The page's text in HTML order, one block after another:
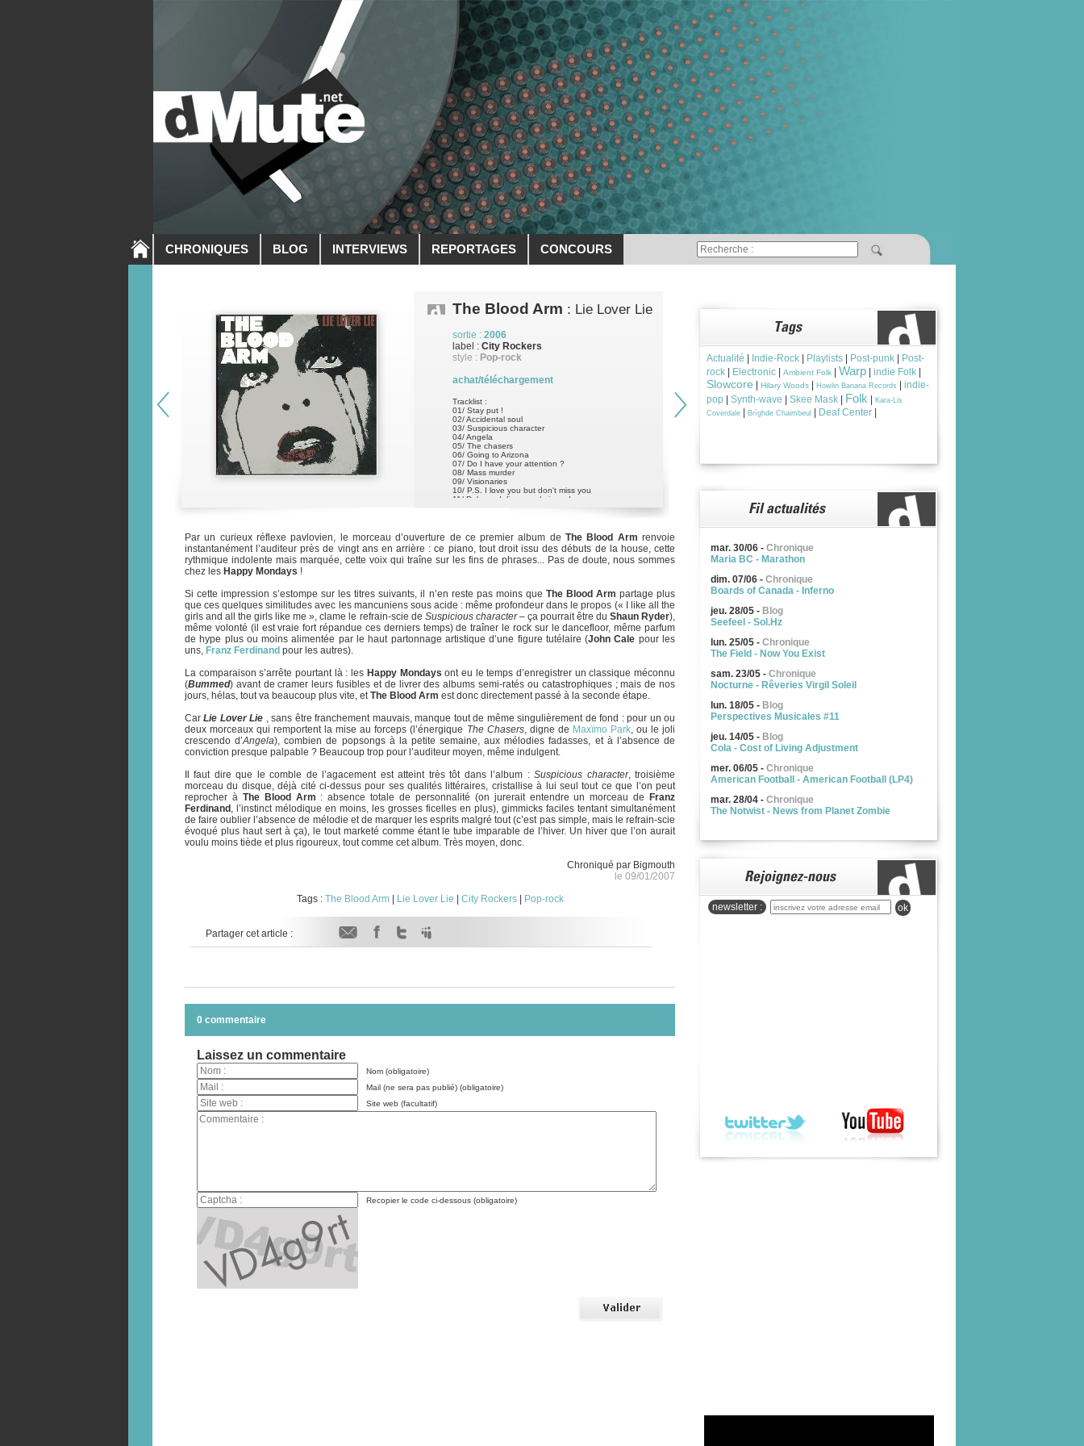
CHRONIQUES BLOG INTERVIEWS REPORTAGES CONCOURS
The Blood Arm : Lie Lover Lie
sortie : 2006
label : City Rockers
style : Pop-rock
achat/téléchargement
Tracklist :
01/ Stay put !
02/ Accidental soul
03/ Suspicious character
04/ Angela
05/ The chasers
06/ Going to Arizona
07/ Do I have your attention ?
08/ Mass murder
09/ Visionaries
10/ P.S. I love you but don't miss you
11/ Dolores delivers a glorious de
Par un curieux réflexe pavlovien, le morceau d’ouverture de ce premier album deThe Blood Arm renvoie
instantanément l’auditeur près de vingt ans en arrière : ce piano, tout droit issu des débuts de la house, cette
rythmique indolente mais marquée, cette voix qui traîne sur les fins de phrases... Pas de doute, nous sommes
chez les Happy Mondays !
Si cette impression s’estompe sur les titres suivants, il n’en reste pas moins que The Blood Arm partage plus
que ces quelques similitudes avec les mancuniens sous acide : même profondeur dans le propos (« I like all the
girls and all the girls like me », clame le refrain-scie de Suspicious character– ça pourrait être du Shaun Ryder),
même volonté (il est vraie fort répandue ces derniers temps) de traîner le rock sur le dancefloor, même parfum
de hype plus ou moins alimentée par le haut partonnage artistique d’une figure tutélaire (John Cale pour les
uns, Franz Ferdinand pour les autres).
La comparaison s’arrête pourtant là : les Happy Mondays ont eu le temps d’enregistrer un classique méconnu
(Bummed) avant de cramer leurs fusibles et de livrer des albums semi-ratés ou catastrophiques ; mais de nos
jours, hélas, tout va beaucoup plus vite, etThe Blood Arm est donc directement passé à la seconde étape.
CarLie Lover Lie , sans être franchement mauvais, manque tout de même singulièrement de fond : pour un ou
deux morceaux qui remportent la mise au forceps (l’énergique The Chasers, digne de Maxïmo Park, ou le joli
crescendo d’Angela), combien de popsongs à la petite semaine, aux mélodies fadasses, et à l’absence de
conviction presque palpable ? Beaucoup trop pour l’auditeur moyen, même indulgent.
Il faut dire que le comble de l’agacement est atteint très tôt dans l’album :Suspicious character, troisième
morceau du disque, déjà cité ci-dessus pour ses qualités littéraires, cristallise à lui seul tout ce que l’on peut
reprocher à The Blood Arm : absence totale de personnalité (on jurerait entendre un morceau de
Franz
Ferdinand , l’instinct mélodique en moins, les grosses ficelles en plus), gimmicks faciles tentant simultanément
de faire oublier l’absence de mélodie et de marquer les esprits malgré tout (c’est pas simple, mais le refrain-scie
évoqué plus haut sert à ça), le tout marketé comme étant le tube imparable de l’hiver. Un hiver que l’on aurait
voulu moins tiède et plus rigoureux, tout comme cet album. Très moyen, donc.
Chroniqué par Bigmouth
le 09/01/2007
Tags : The Blood Arm| Lie Lover Lie City Rockers| Pop-rock
Partager cet article :
0 commentaire
Laissez un commentaire
Nom (obligatoire)
Mail (ne sera pas publié) (obligatoire)
Site web (facultatif)
Recopier le code ci-dessous (obligatoire)
Actualité Indie-Rock Playlists Post-punk
Post-
rock
Electronic Ambient Folk Warp indie Folk
Slowcore Hilary Woods Howlin Banana Records
indie-
pop
Synth-wave Skee Mask Folk
Kara-Lis
Coverdale
Brìghde Chaimbeul Deaf Center
mar. 30/06 - Chronique
Maria BC - Marathon
dim. 07/06 - Chronique
Boards of Canada - Inferno
jeu. 28/05 - Blog
Seefeel - Sol.Hz
lun. 25/05 - Chronique
The Field - Now You Exist
sam. 23/05 - Chronique
Nocturne - Rêveries Virgil Soleil
lun. 18/05 - Blog
Perspectives Musicales #11
jeu. 14/05 - Blog
Cola - Cost of Living Adjustment
mer. 06/05 - Chronique
American Football - American Football (LP4)
mar. 28/04 - Chronique
The Notwist - News from Planet Zombie
newsletter : ok